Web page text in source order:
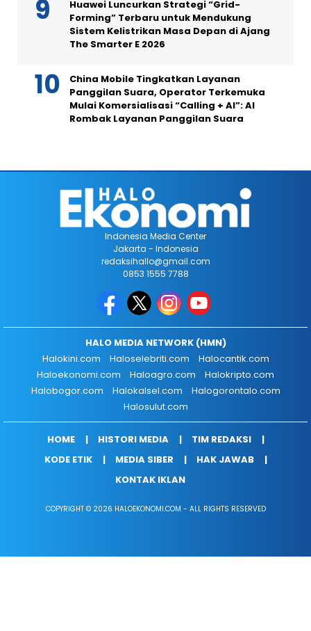
Huawei Luncurkan Strategi “Grid-
Forming” Terbaru untuk Mendukung
Sistem Kelistrikan Masa Depan di Ajang
The Smarter E 2026
China Mobile Tingkatkan Layanan
Panggilan Suara, Operator Terkemuka
Mulai Komersialisasi “Calling + AI”: AI
Rombak Layanan Panggilan Suara
Indonesia Media Center
Jakarta - Indonesia
redaksihallo@gmail.com
0853 1555 7788
HALO MEDIA NETWORK (HMN)
Halokini.com
Haloselebriti.com
Halocantik.com
Haloekonomi.com
Haloagro.com
Halokripto.com
Halobogor.com
Halokalsel.com
Halogorontalo.com
Halosulut.com
HOME HISTORI MEDIA
TIM REDAKSI
KODE ETIK
MEDIA SIBER
HAK JAWAB
KONTAK IKLAN
COPYRIGHT © 2026 HALOEKONOMI.COM - ALL RIGHTS RESERVED